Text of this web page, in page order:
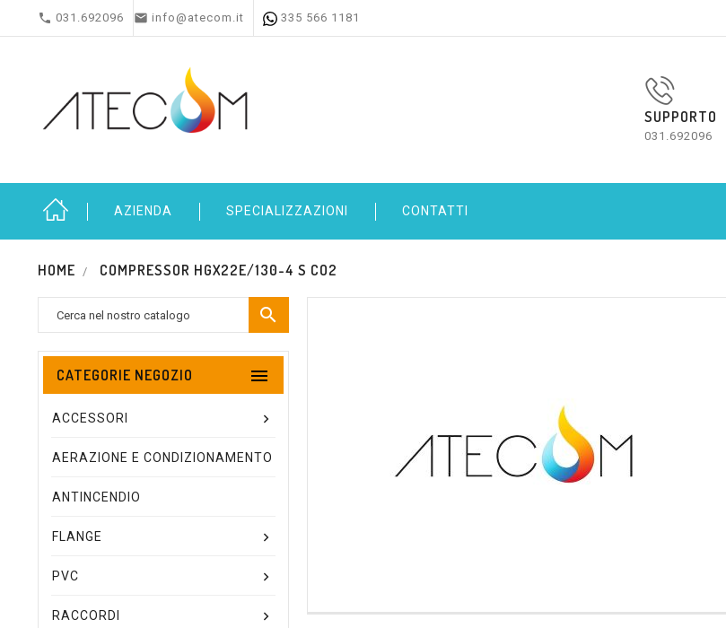
 031.692096  info@atecom.it 335 566 1181
SUPPORTO
031.692096
AZIENDA SPECIALIZZAZIONI CONTATTI
HOME COMPRESSOR HGX22E/130-4 S CO2

CATEGORIE NEGOZIO 
ACCESSORI
AERAZIONE E CONDIZIONAMENTO
ANTINCENDIO
FLANGE
PVC
RACCORDI